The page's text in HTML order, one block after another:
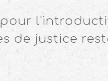
de justice